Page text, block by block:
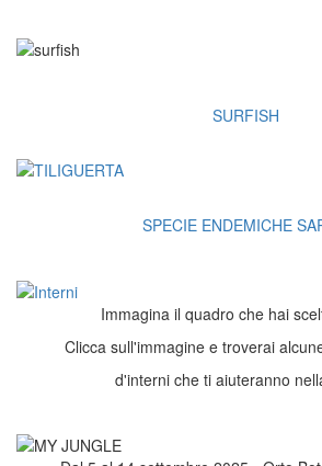
SURFISH
SPECIE ENDEMICHE
Immagina il quadro che hai
Clicca sull'immagine e troverai
d'interni che ti aiuteranno